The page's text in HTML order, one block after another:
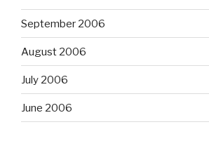
September 2006
August 2006
July 2006
June 2006